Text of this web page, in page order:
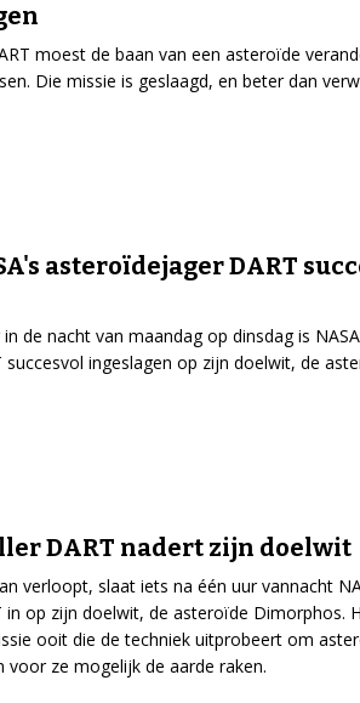
moest de baan van een asteroïde
Die missie is geslaagd, en beter dan
asteroïdejager DART
de nacht van maandag op dinsdag is
succesvol ingeslagen op zijn doelwit, de
DART nadert zijn doelwit
verloopt, slaat iets na één uur vannacht
in op zijn doelwit, de asteroïde Dimorphos.
ooit die de techniek uitprobeert om
voor ze mogelijk de aarde raken.